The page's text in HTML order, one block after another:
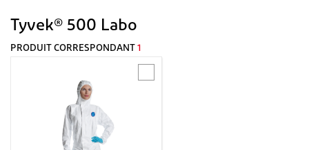
Tyvek® 500 Labo
PRODUIT CORRESPONDANT 1